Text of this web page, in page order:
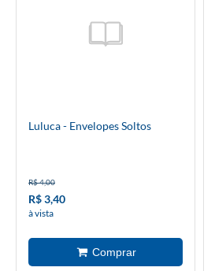
Luluca - Envelopes Soltos
R$ 4,00
R$ 3,40
à vista